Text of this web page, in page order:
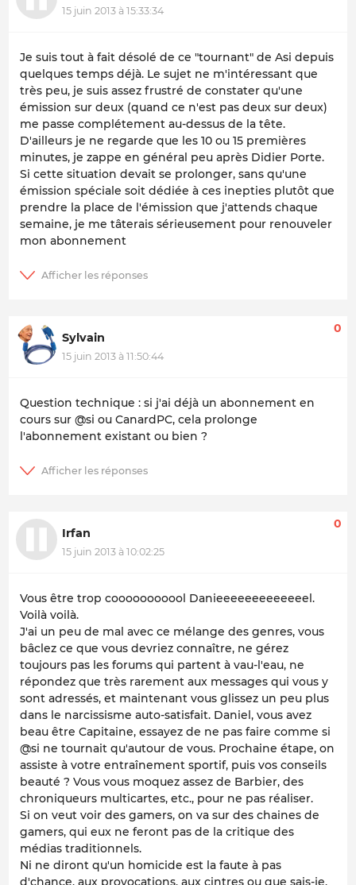
15 juin 2013 à 15:33:34
Je suis tout à fait désolé de ce "tournant" de Asi depuis
quelques temps déjà. Le sujet ne m'intéressant que
très peu, je suis assez frustré de constater qu'une
émission sur deux (quand ce n'est pas deux sur deux)
me passe complétement au-dessus de la tête.
D'ailleurs je ne regarde que les 10 ou 15 premières
minutes, je zappe en général peu après Didier Porte.
Si cette situation devait se prolonger, sans qu'une
émission spéciale soit dédiée à ces inepties plutôt que
prendre la place de l'émission que j'attends chaque
semaine, je me tâterais sérieusement pour renouveler
mon abonnement
Sylvain
15 juin 2013 à 11:50:44
0
Question technique : si j'ai déjà un abonnement en
cours sur @si ou CanardPC, cela prolonge
l'abonnement existant ou bien ?
Irfan
15 juin 2013 à 10:02:25
0
Vous être trop cooooooooool Danieeeeeeeeeeeeel.
Voilà voilà.
J'ai un peu de mal avec ce mélange des genres, vous
bâclez ce que vous devriez connaître, ne gérez
toujours pas les forums qui partent à vau-l'eau, ne
répondez que très rarement aux messages qui vous y
sont adressés, et maintenant vous glissez un peu plus
dans le narcissisme auto-satisfait. Daniel, vous avez
beau être Capitaine, essayez de ne pas faire comme si
@si ne tournait qu'autour de vous. Prochaine étape, on
assiste à votre entraînement sportif, puis vos conseils
beauté ? Vous vous moquez assez de Barbier, des
chroniqueurs multicartes, etc., pour ne pas réaliser.
Si on veut voir des gamers, on va sur des chaines de
gamers, qui eux ne feront pas de la critique des
médias traditionnels.
Ni ne diront qu'un homicide est la faute à pas
d'chance, aux provocations, aux cintres ou que sais-je.